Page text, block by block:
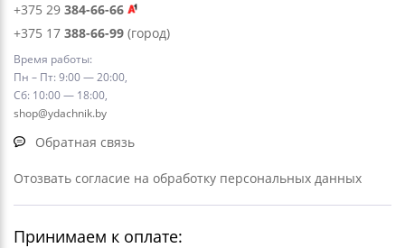
+375 29 384-66-66
+375 17 388-66-99 (город)
Время работы:
Пн – Пт: 9:00 — 20:00,
Сб: 10:00 — 18:00,
shop@ydachnik.by
Обратная связь
Отозвать согласие на обработку персональных данных
Принимаем к оплате: